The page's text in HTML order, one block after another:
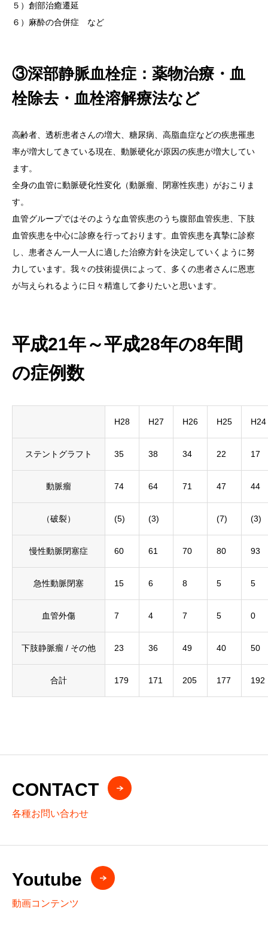
５）創部治癒遷延
６）麻酔の合併症 など
③深部静脈血栓症：薬物治療・血
栓除去・血栓溶解療法など
高齢者、透析患者さんの増大、糖尿病、高脂血症などの疾患罹患
率が増大してきている現在、動脈硬化が原因の疾患が増大してい
ます。
全身の血管に動脈硬化性変化（動脈瘤、閉塞性疾患）がおこりま
す。
血管グループではそのような血管疾患のうち腹部血管疾患、下肢
血管疾患を中心に診療を行っております。血管疾患を真摯に診察
し、患者さん一人一人に適した治療方針を決定していくように努
力しています。我々の技術提供によって、多くの患者さんに恩恵
が与えられるように日々精進して参りたいと思います。
平成21年～平成28年の8年間
の症例数
H28 H27 H26 H25 H24
ステントグラフト 35 38 34 22 17
動脈瘤 74 64 71 47 44
（破裂） (5) (3) (7) (3)
慢性動脈閉塞症 60 61 70 80 93
急性動脈閉塞 15 6 8 5 5
血管外傷 7 4 7 5 0
下肢静脈瘤 / その他 23 36 49 40 50
合計 179 171 205 177 192
CONTACT
各種お問い合わせ
Youtube
動画コンテンツ